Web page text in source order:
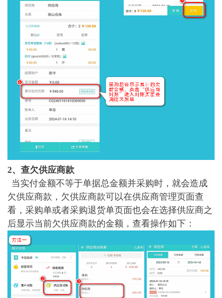
2、查欠供应商款
当实付金额不等于单据总金额并采购时，就会造成
欠供应商款，欠供应商款可以在供应商管理页面查
看，采购单或者采购退货单页面也会在选择供应商之
后显示当前欠供应商款的金额，查看操作如下：